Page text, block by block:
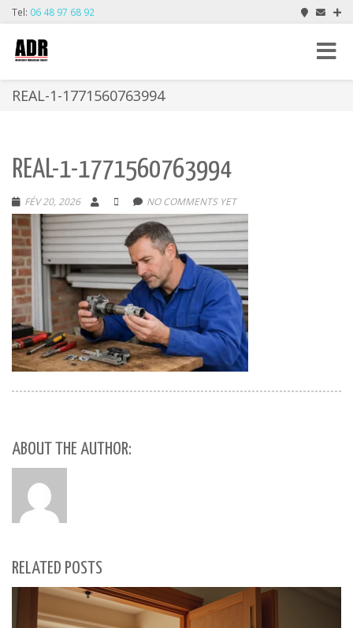
Tel: 06 48 97 68 92
Toggle
REAL-1-1771560763994
REAL-1-1771560763994
FÉV 20, 2026 NO COMMENTS YET
ABOUT THE AUTHOR:
RELATED POSTS